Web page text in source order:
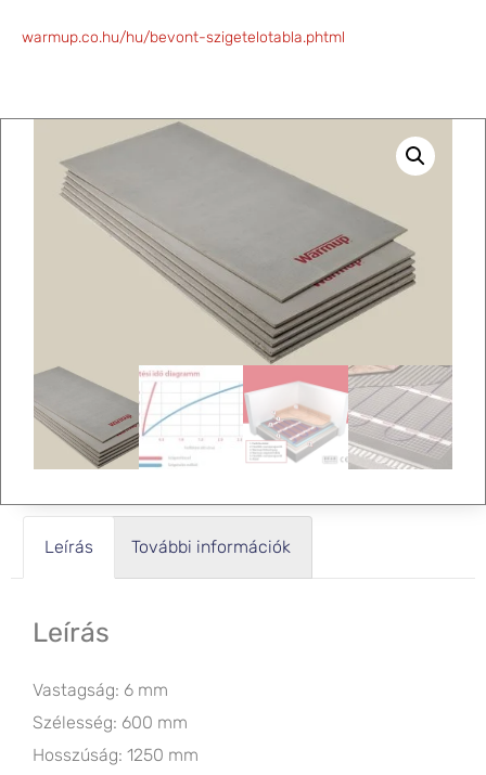
warmup.co.hu/hu/bevont-szigetelotabla.phtml
Leírás További információk
Leírás
Vastagság: 6 mm
Szélesség: 600 mm
Hosszúság: 1250 mm